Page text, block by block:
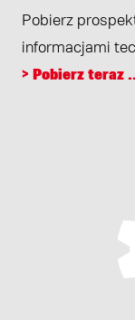
Pobierz
informacjami
> Pobierz teraz